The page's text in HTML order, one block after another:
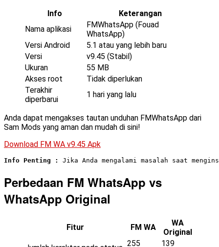
Info
Keterangan
Nama aplikasi
FMWhatsApp (Fouad
WhatsApp)
Versi Android
5.1 atau yang lebih baru
Versi
v9.45 (Stabil)
Ukuran
55 MB
Akses root
Tidak diperlukan
Terakhir
diperbarui
1 hari yang lalu
Anda dapat mengakses tautan unduhan FMWhatsApp dari
Sam Mods yang aman dan mudah di sini!
Download FM WA v9.45 Apk
Info Penting :
Perbedaan FM WhatsApp vs
WhatsApp Original
Fitur FM WA
WA
Original
255 139